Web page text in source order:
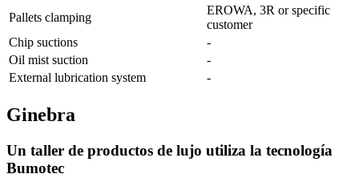
Pallets clamping
EROWA, 3R or specific
customer
Chip suctions
-
Oil mist suction
-
External lubrication system
-
Ginebra
Un taller de productos de lujo utiliza la tecnología
Bumotec